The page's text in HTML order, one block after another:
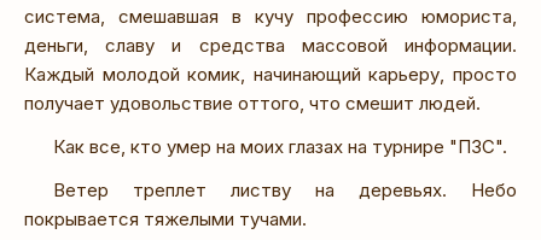
система, смешавшая в кучу профессию юмориста,
деньги, славу и средства массовой информации.
Каждый молодой комик, начинающий карьеру, просто
получает удовольствие оттого, что смешит людей.
Как все, кто умер на моих глазах на турнире "ПЗС".
Ветер треплет листву на деревьях. Небо
покрывается тяжелыми тучами.